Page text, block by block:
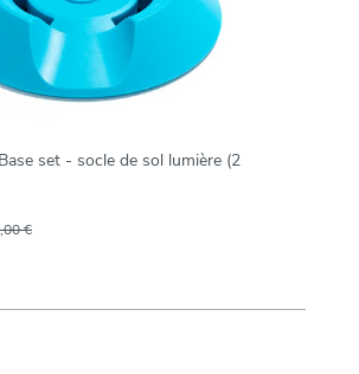
set - socle de sol lumière (2
€